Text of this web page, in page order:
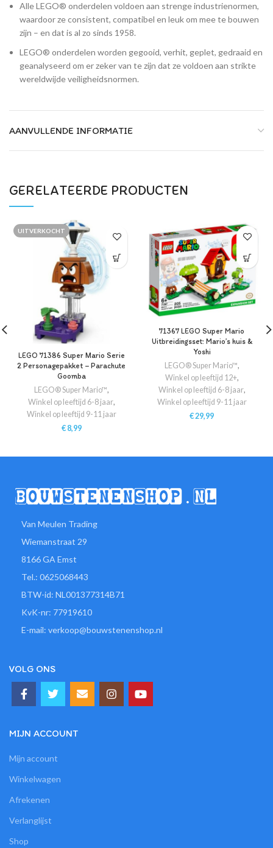
Alle LEGO® onderdelen voldoen aan strenge industrienormen,
waardoor ze consistent, compatibel en leuk om mee te bouwen
zijn – en dat is al zo sinds 1958.
LEGO® onderdelen worden gegooid, verhit, geplet, gedraaid en
geanalyseerd om er zeker van te zijn dat ze voldoen aan strikte
wereldwijde veiligheidsnormen.
AANVULLENDE INFORMATIE
GERELATEERDE PRODUCTEN
UITVERKOCHT
LEGO 71386 Super Mario Serie
2 Personagepakket – Parachute
Goomba
LEGO® Super Mario™,
Winkel op leeftijd 6-8 jaar,
Winkel op leeftijd 9-11 jaar
€8,99
71367 LEGO Super Mario
Uitbreidingsset: Mario’s huis &
Yoshi
LEGO® Super Mario™,
Winkel op leeftijd 12+,
Winkel op leeftijd 6-8 jaar,
Winkel op leeftijd 9-11 jaar
€29,99
Van Meulen Trading
Wiemanstraat 29
8166 GA Emst
Tel.: 0625068443
BTW-id: NL001377314B71
KvK-nr: 77919610
E-mail: verkoop@bouwstenenshop.nl
VOLG ONS
MIJN ACCOUNT
Mijn account
Winkelwagen
Afrekenen
Verlanglijst
Shop